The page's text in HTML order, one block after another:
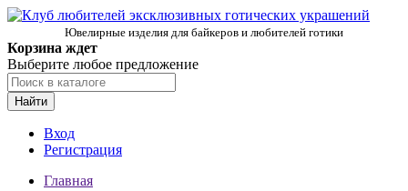
Ювелирные изделия для байкеров и любителей готики
Корзина ждет
Выберите любое предложение
Найти
Вход
Регистрация
Главная